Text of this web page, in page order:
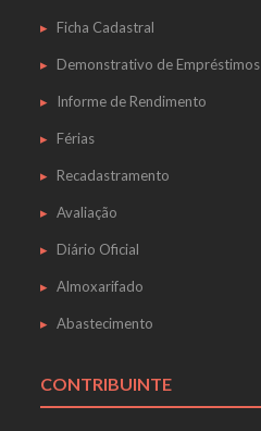
Ficha Cadastral
Demonstrativo de Empréstimos
Informe de Rendimento
Férias
Recadastramento
Avaliação
Diário Oficial
Almoxarifado
Abastecimento
CONTRIBUINTE